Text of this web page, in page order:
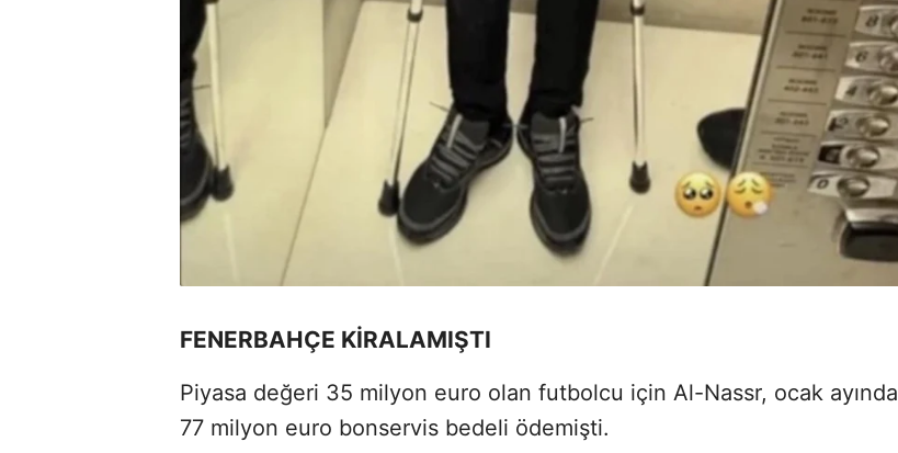
FENERBAHÇE KİRALAMIŞTI
Piyasa değeri 35 milyon euro olan futbolcu için Al-Nassr, ocak ayında
77 milyon euro bonservis bedeli ödemişti.